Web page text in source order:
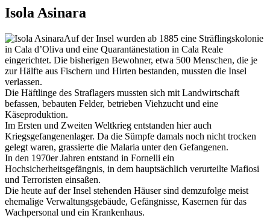
Isola Asinara
Auf der Insel wurden ab 1885 eine Sträflingskolonie
in Cala d’Oliva und eine Quarantänestation in Cala Reale
eingerichtet. Die bisherigen Bewohner, etwa 500 Menschen, die je
zur Hälfte aus Fischern und Hirten bestanden, mussten die Insel
verlassen.
Die Häftlinge des Straflagers mussten sich mit Landwirtschaft
befassen, bebauten Felder, betrieben Viehzucht und eine
Käseproduktion.
Im Ersten und Zweiten Weltkrieg entstanden hier auch
Kriegsgefangenenlager. Da die Sümpfe damals noch nicht trocken
gelegt waren, grassierte die Malaria unter den Gefangenen.
In den 1970er Jahren entstand in Fornelli ein
Hochsicherheitsgefängnis, in dem hauptsächlich verurteilte Mafiosi
und Terroristen einsaßen.
Die heute auf der Insel stehenden Häuser sind demzufolge meist
ehemalige Verwaltungsgebäude, Gefängnisse, Kasernen für das
Wachpersonal und ein Krankenhaus.